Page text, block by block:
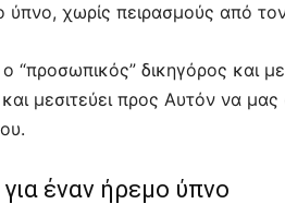
ύπνο, χωρίς πειρασμούς από
ο “προσωπικός” δικηγόρος και
μεσιτεύει προς Αυτόν να μας
έναν ήρεμο ύπνο